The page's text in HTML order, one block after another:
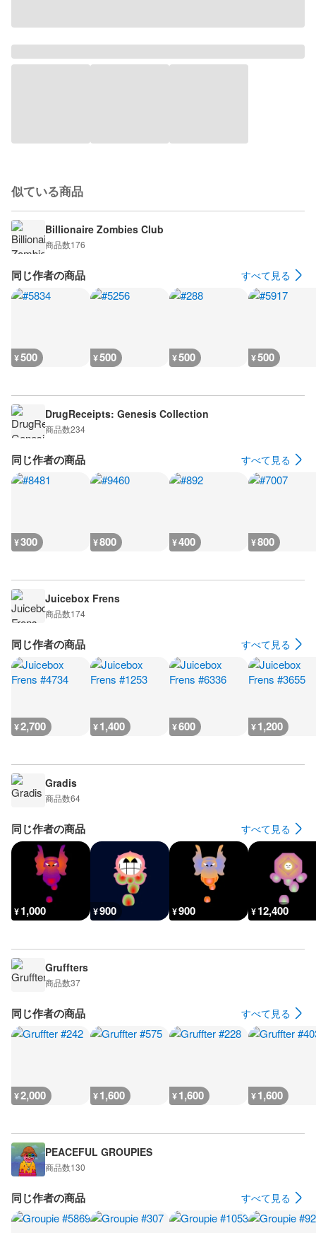
似ている商品
Billionaire Zombies Club
商品数176
同じ作者の商品 すべて見る
¥500 ¥500 ¥500 ¥500
DrugReceipts: Genesis Collection
商品数234
同じ作者の商品 すべて見る
¥300 ¥800 ¥400 ¥800
Juicebox Frens
商品数174
同じ作者の商品 すべて見る
¥2,700 ¥1,400 ¥600 ¥1,200
Gradis
商品数64
同じ作者の商品 すべて見る
¥1,000 ¥900 ¥900 ¥12,400
Gruffters
商品数37
同じ作者の商品 すべて見る
¥2,000 ¥1,600 ¥1,600 ¥1,600
PEACEFUL GROUPIES
商品数130
同じ作者の商品 すべて見る